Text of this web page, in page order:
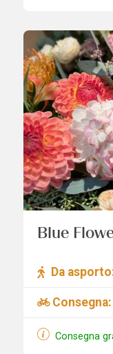
Blue
Da
Consegna:
Consegna